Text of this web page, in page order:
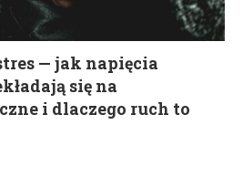
— jak napięcia
się na
i dlaczego ruch to